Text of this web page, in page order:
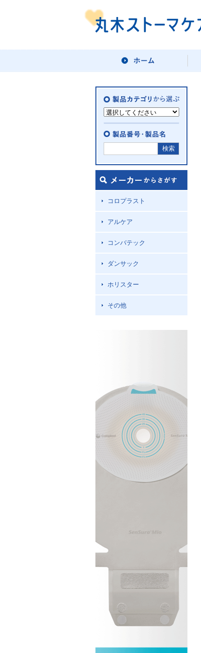
コロプラスト
アルケア
コンバテック
ダンサック
ホリスター
その他